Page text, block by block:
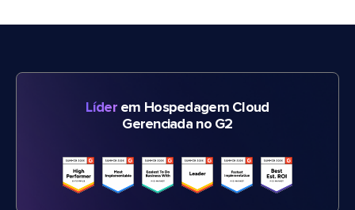
Líderem Hospedagem Cloud
Gerenciada no G2